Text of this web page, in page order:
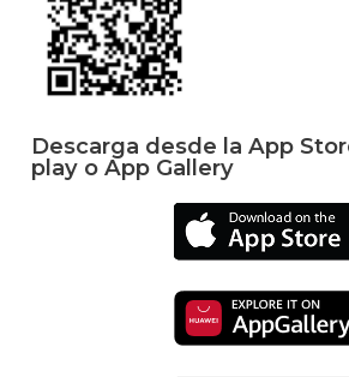
Descarga desde la App
play o App Gallery